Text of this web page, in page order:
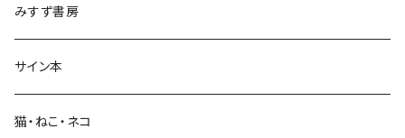
みすず書房
サイン本
猫・ねこ・ネコ